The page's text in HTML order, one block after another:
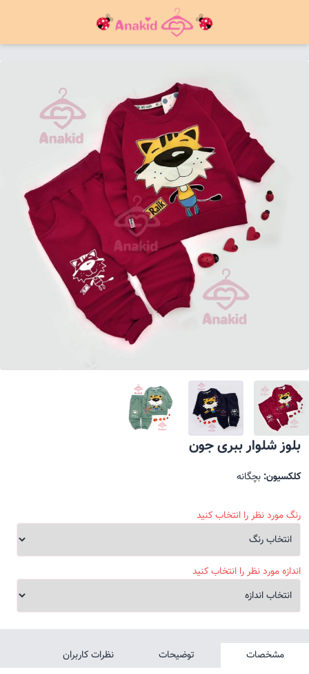
بلوز شلوار ببری جون
کلکسیون: بچگانه
رنگ مورد نظر را انتخاب کنید
اندازه مورد نظر را انتخاب کنید
مشخصات توضیحات نظرات کاربران